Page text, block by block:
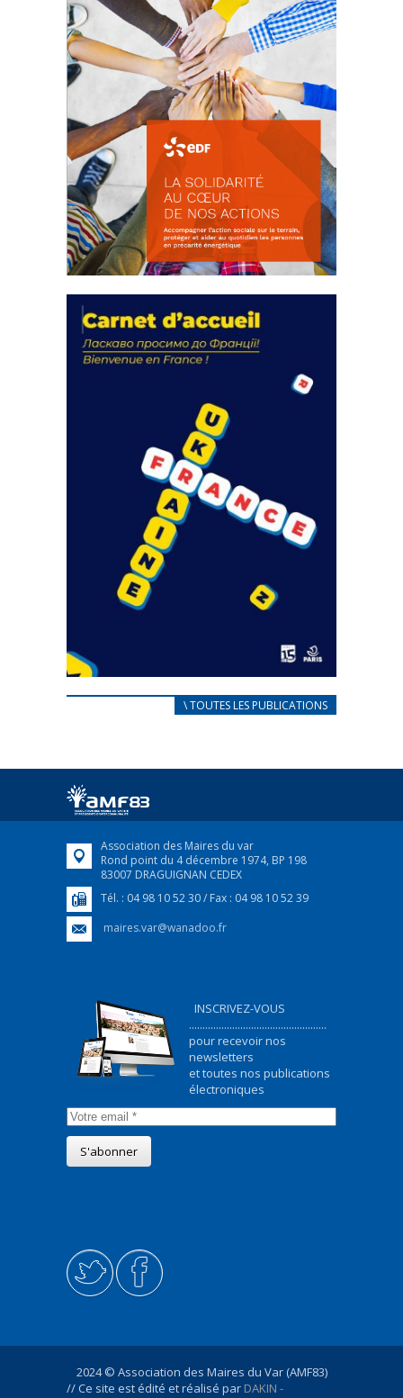
actions
18 septembre 2023
FEUILLETER
CARNET D’ACCUEIL
Afin d’accompagner au mieux les réfugiés
FEUILLETER
\ TOUTES LES PUBLICATIONS
Association des Maires du var
Rond point du 4 décembre 1974, BP 198
83007 DRAGUIGNAN CEDEX
Tél. : 04 98 10 52 30 / Fax : 04 98 10 52 39
maires.var@wanadoo.fr
INSCRIVEZ-VOUS
...................................................
pour recevoir nos
newsletters
et toutes nos publications
électroniques
2024 © Association des Maires du Var (AMF83)
// Ce site est édité et réalisé par DAKIN -